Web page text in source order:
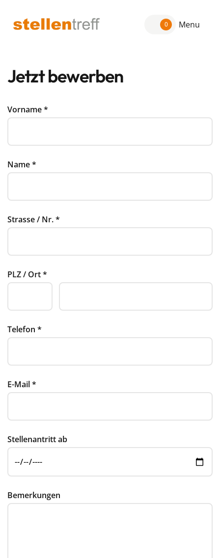
0 Menu
Jetzt bewerben
Vorname*
Name*
Strasse / Nr.*
PLZ / Ort*
Telefon *
E-Mail*
Stellenantritt ab
Bemerkungen